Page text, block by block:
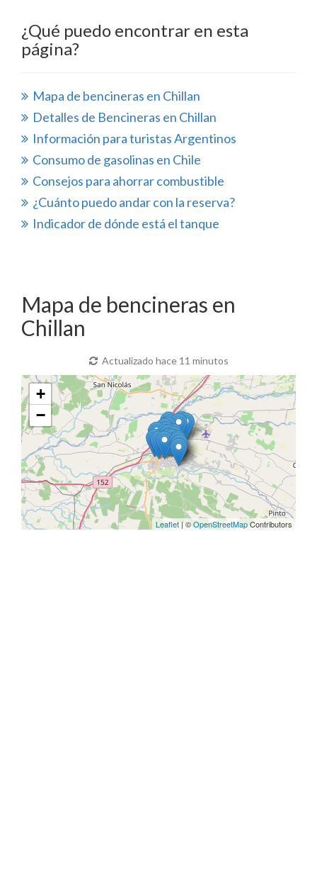
¿Qué puedo encontrar en esta
página?
Mapa de bencineras en Chillan
Detalles de Bencineras en Chillan
Información para turistas Argentinos
Consumo de gasolinas en Chile
Consejos para ahorrar combustible
¿Cuánto puedo andar con la reserva?
Indicador de dónde está el tanque
Mapa de bencineras en
Chillan
Actualizado hace 11 minutos
+
−
Leaflet | ©OpenStreetMapContributors